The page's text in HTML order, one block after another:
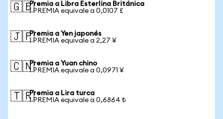
🇬🇧Premia a Libra Esterlina Británica
1 PREMIA equivale a 0,0107 £
🇯🇵Premia a Yen japonés
1 PREMIA equivale a 2,27 ¥
🇨🇳Premia a Yuan chino
1 PREMIA equivale a 0,0971 ¥
🇹🇷Premia a Lira turca
1 PREMIA equivale a 0,6864 ₺